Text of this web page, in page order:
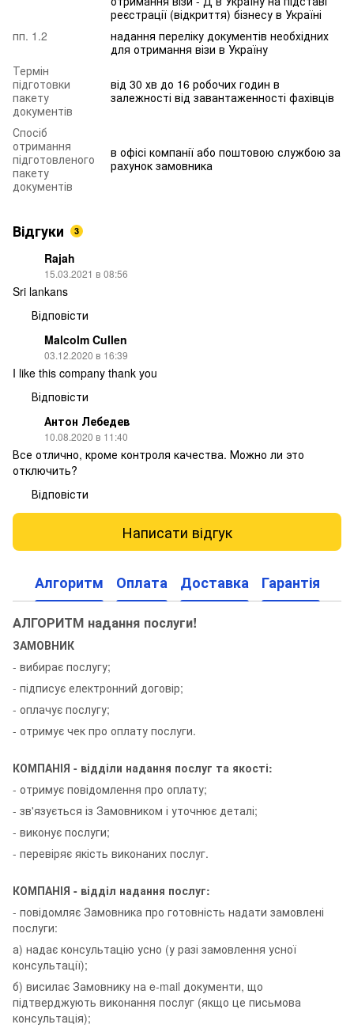
реєстрації (відкриття) бізнесу в Україні
пп. 1.2
надання переліку документів необхідних
для отримання візи в Україну
Термін
підготовки
пакету
документів
від 30 хв до 16 робочих годин в
залежності від завантаженності фахівців
Спосіб
отримання
підготовленого
пакету
документів
в офісі компанії або поштовою службою за
рахунок замовника
Відгуки 3
Rajah
15.03.2021 в 08:56
Sri lankans
Відповісти
Malcolm Cullen
03.12.2020 в 16:39
I like this company thank you
Відповісти
Антон Лебедев
10.08.2020 в 11:40
Все отлично, кроме контроля качества. Можно ли это
отключить?
Відповісти
Написати відгук
Алгоритм Оплата Доставка Гарантія
АЛГОРИТМ надання послуги!
ЗАМОВНИК
- вибирає послугу;
- підписує електронний договір;
- оплачує послугу;
- отримує чек про оплату послуги.
КОМПАНІЯ - відділи надання послуг та якості:
- отримує повідомлення про оплату;
- зв'язується із Замовником і уточнює деталі;
- виконує послуги;
- перевіряє якість виконаних послуг.
КОМПАНІЯ - відділ надання послуг:
- повідомляє Замовника про готовність надати замовлені
послуги:
а) надає консультацію усно (у разі замовлення усної
консультації);
б) висилає Замовнику на e-mail документи, що
підтверджують виконання послуг (якщо це письмова
консультація);